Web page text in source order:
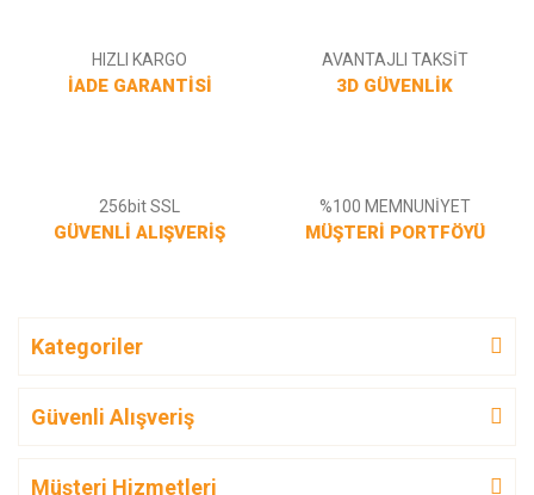
HIZLI KARGO
İADE GARANTİSİ
AVANTAJLI TAKSİT
3D GÜVENLİK
256bit SSL
GÜVENLİ ALIŞVERİŞ
%100 MEMNUNİYET
MÜŞTERİ PORTFÖYÜ
Kategoriler
Güvenli Alışveriş
Müşteri Hizmetleri